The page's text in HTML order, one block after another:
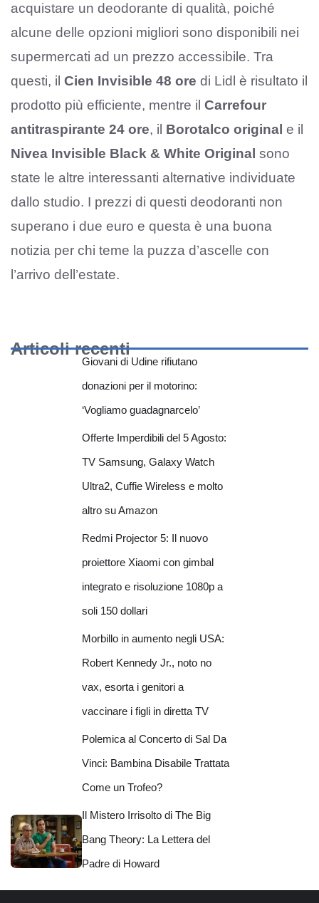
acquistare un deodorante di qualità, poiché
alcune delle opzioni migliori sono disponibili nei
supermercati ad un prezzo accessibile. Tra
questi, il Cien Invisible 48 ore di Lidl è risultato il
prodotto più efficiente, mentre il Carrefour
antitraspirante 24 ore, il Borotalco original e il
Nivea Invisible Black & White Original sono
state le altre interessanti alternative individuate
dallo studio. I prezzi di questi deodoranti non
superano i due euro e questa è una buona
notizia per chi teme la puzza d’ascelle con
l’arrivo dell’estate.
Articoli recenti
Giovani di Udine rifiutano
donazioni per il motorino:
‘Vogliamo guadagnarcelo’
Offerte Imperdibili del 5 Agosto:
TV Samsung, Galaxy Watch
Ultra2, Cuffie Wireless e molto
altro su Amazon
Redmi Projector 5: Il nuovo
proiettore Xiaomi con gimbal
integrato e risoluzione 1080p a
soli 150 dollari
Morbillo in aumento negli USA:
Robert Kennedy Jr., noto no
vax, esorta i genitori a
vaccinare i figli in diretta TV
Polemica al Concerto di Sal Da
Vinci: Bambina Disabile Trattata
Come un Trofeo?
Il Mistero Irrisolto di The Big
Bang Theory: La Lettera del
Padre di Howard